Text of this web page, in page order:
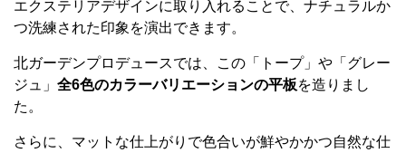
エクステリアデザインに取り入れることで、ナチュラルか
つ洗練された印象を演出できます。
北ガーデンプロデュースでは、この「トープ」や「グレー
ジュ」 全6色のカラーバリエーションの平板を造りまし
た。
さらに、マットな仕上がりで色合いが鮮やかかつ自然な仕